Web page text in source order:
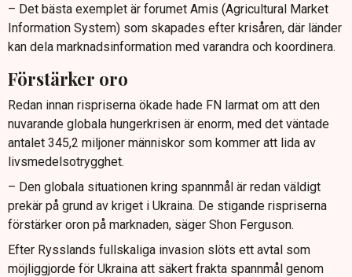
– Det bästa exemplet är forumet Amis (Agricultural Market
Information System) som skapades efter krisåren, där länder
kan dela marknadsinformation med varandra och koordinera.
Förstärker oro
Redan innan rispriserna ökade hade FN larmat om att den
nuvarande globala hungerkrisen är enorm, med det väntade
antalet 345,2 miljoner människor som kommer att lida av
livsmedelsotrygghet.
– Den globala situationen kring spannmål är redan väldigt
prekär på grund av kriget i Ukraina. De stigande rispriserna
förstärker oron på marknaden, säger Shon Ferguson.
Efter Rysslands fullskaliga invasion slöts ett avtal som
möjliggjorde för Ukraina att säkert frakta spannmål genom